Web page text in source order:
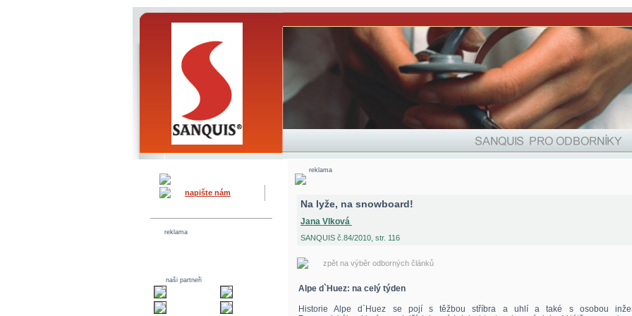
napište nám
reklama
naši partneři
reklama
Na lyže, na snowboard!
Jana Vlková
SANQUIS č.84/2010, str. 116
zpět na výběr odborných článků
Alpe d`Huez: na celý týden
Historie Alpe d`Huez se pojí s těžbou stříbra a uhlí a také s osobou